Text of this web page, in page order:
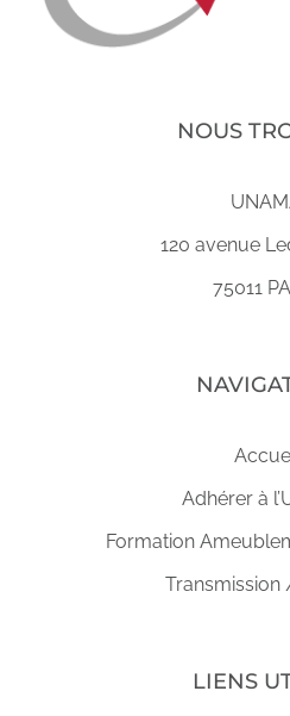
NOUS
120 avenue
75011
Adhérer à
Formation
Transmission
LIENS